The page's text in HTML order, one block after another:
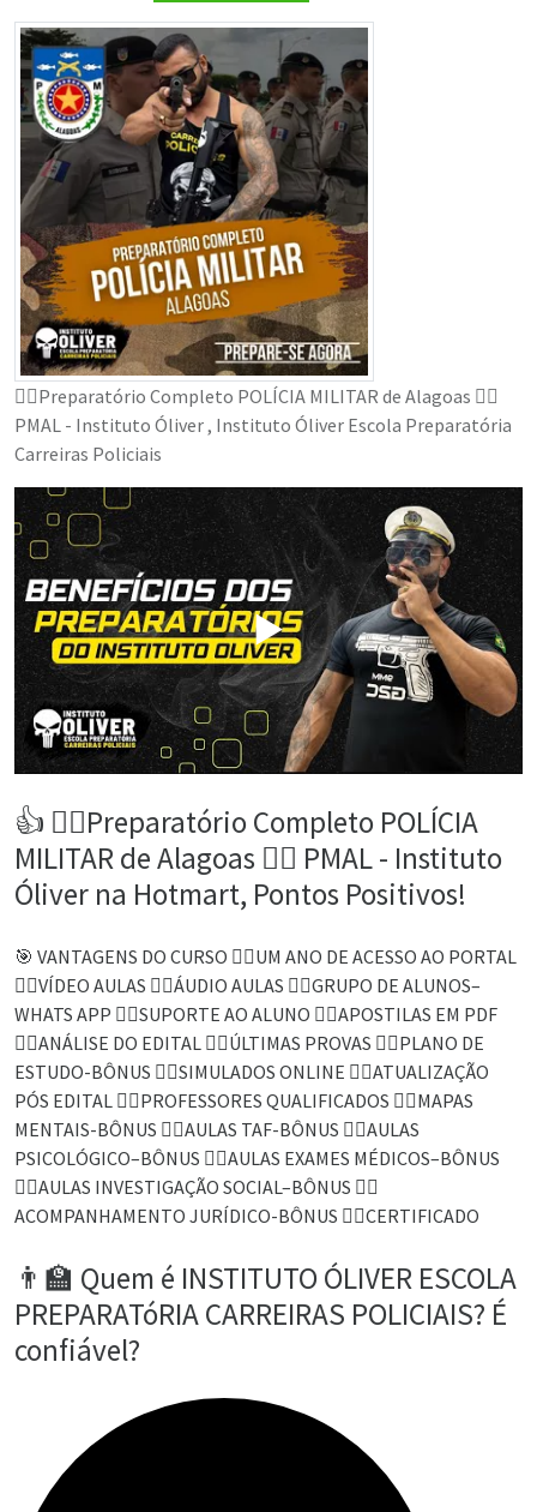
👮‍♂️Preparatório Completo POLÍCIA MILITAR de Alagoas 👮‍♂️
PMAL - Instituto Óliver , Instituto Óliver Escola Preparatória
Carreiras Policiais
▶️
👍 👮‍♂️Preparatório Completo POLÍCIA
MILITAR de Alagoas 👮‍♂️ PMAL - Instituto
Óliver na Hotmart, Pontos Positivos!
🎯 VANTAGENS DO CURSO 👉🏻UM ANO DE ACESSO AO PORTAL
👉🏻VÍDEO AULAS 👉🏻ÁUDIO AULAS 👉🏻GRUPO DE ALUNOS–
WHATS APP 👉🏻SUPORTE AO ALUNO 👉🏻APOSTILAS EM PDF
👉🏻ANÁLISE DO EDITAL 👉🏻ÚLTIMAS PROVAS 👉🏻PLANO DE
ESTUDO-BÔNUS 👉🏻SIMULADOS ONLINE 👉🏻ATUALIZAÇÃO
PÓS EDITAL 👉🏻PROFESSORES QUALIFICADOS 👉🏻MAPAS
MENTAIS-BÔNUS 👉🏻AULAS TAF-BÔNUS 👉🏻AULAS
PSICOLÓGICO–BÔNUS 👉🏻AULAS EXAMES MÉDICOS–BÔNUS
👉🏻AULAS INVESTIGAÇÃO SOCIAL–BÔNUS 👉🏻
ACOMPANHAMENTO JURÍDICO-BÔNUS 👉🏻CERTIFICADO
👨‍🏫 Quem é INSTITUTO ÓLIVER ESCOLA
PREPARATóRIA CARREIRAS POLICIAIS? É
confiável?